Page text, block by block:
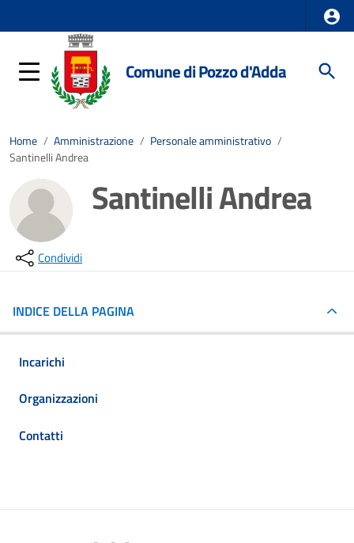
Comune di Pozzo d'Adda
Home / Amministrazione / Personale amministrativo /
Santinelli Andrea
Santinelli Andrea
Condividi
INDICE DELLA PAGINA
Incarichi
Organizzazioni
Contatti